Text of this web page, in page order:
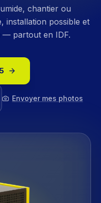
chantier ou
installation possible et
— partout en IDF.
Envoyer mes photos